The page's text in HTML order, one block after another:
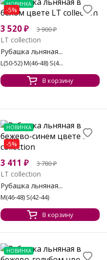
НОВИНКА
-5%
3 520₽ 3 900₽
LT collection
Рубашка льняная...
L(50-52) M(46-48) S(4...
В корзину
НОВИНКА
-5%
3 411 ₽ 3 780₽
LT collection
Рубашка льняная...
M(46-48) S(42-44)
В корзину
НОВИНКА